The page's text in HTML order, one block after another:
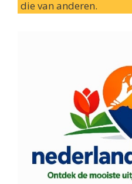
die van anderen.